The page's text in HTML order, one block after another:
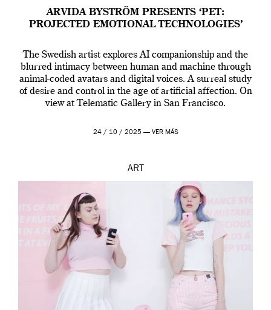
ARVIDA BYSTRÖM PRESENTS ‘PET:
PROJECTED EMOTIONAL TECHNOLOGIES’
The Swedish artist explores AI companionship and the
blurred intimacy between human and machine through
animal-coded avatars and digital voices. A surreal study
of desire and control in the age of artificial affection. On
view at Telematic Gallery in San Francisco.
24 / 10 / 2025 — VER MÁS
ART